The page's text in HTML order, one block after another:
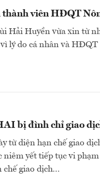
thành viên HĐQT
Hải Huyền vừa xin từ
lý do cá nhân và HĐQT
bị đình chỉ giao
từ diện hạn chế giao
niêm yết tiếp tục vi
chế giao dịch...